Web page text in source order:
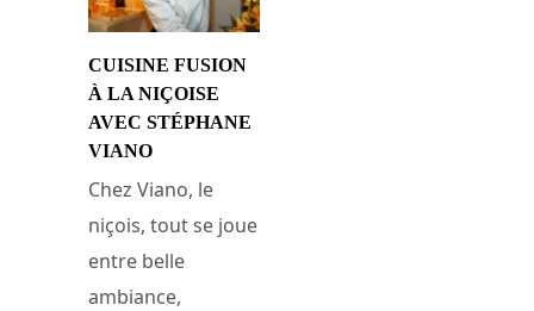
CUISINE FUSION
À LA NIÇOISE
AVEC STÉPHANE
VIANO
Chez Viano, le
niçois, tout se joue
entre belle
ambiance,